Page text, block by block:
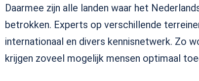
Daarmee zijn alle landen waar het
betrokken. Experts op verschillende
internationaal en divers kennisnetwerk. Zo
krijgen zoveel mogelijk mensen optimaal